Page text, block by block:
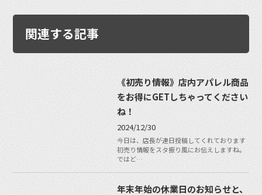
関連する記事
《初売り情報》店内アパレル商品
をお得にGETしちゃってください
ね！
2024/12/30
今日は、店長が連日投稿してくれております
初売り情報をスタ振り風にお伝えしますね。
ではど…
年末年始の休業日のお知らせと、